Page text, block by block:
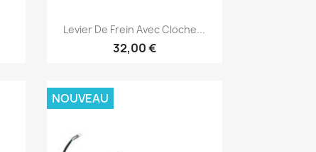
Aperçu rapide
Levier De Frein Avec Cloche...
32,00 €
NOUVEAU